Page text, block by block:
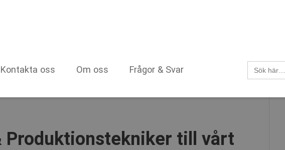
Kontakta oss Om oss
Frågor & Svar
Sök
efter:
Produktionstekniker till vårt